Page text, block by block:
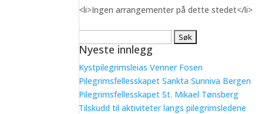
<li>Ingen arrangementer på dette stedet</li>
etter:
Nyeste innlegg
Kystpilegrimsleias Venner Fosen
Pilegrimsfellesskapet Sankta Sunniva Bergen
Pilegrimsfellesskapet St. Mikael Tønsberg
Tilskudd til aktiviteter langs pilegrimsledene